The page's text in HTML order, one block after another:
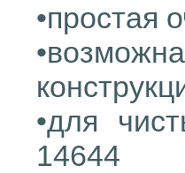
•простая
•для
14644